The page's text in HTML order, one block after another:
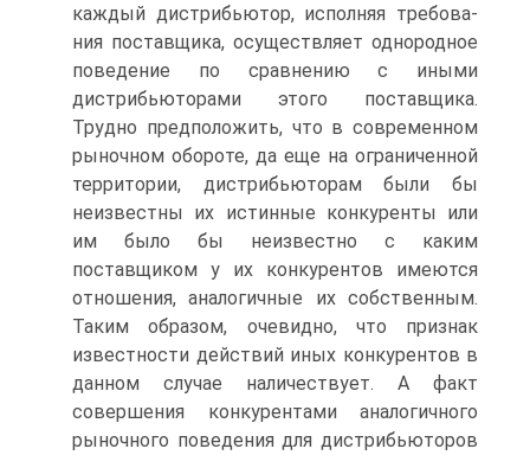
каждый дистрибьютор, исполняя требова­
ния поставщика, осуществляет однородное
поведение по сравнению с иными
дистрибьюторами этого поставщика.
Трудно предположить, что в современ­ном
рыночном обороте, да еще на ограниченной
территории, дистрибьюто­рам были бы
неизвестны их истинные конкуренты или
им было бы неизвест­но с каким
поставщиком у их конкурентов имеются
отношения, аналогичные их собственным.
Таким образом, очевидно, что признак
известности дей­ствий иных конкурентов в
данном случае наличествует. А факт
совершения конкурентами аналогичного
рыночного поведения для дистрибьюторов